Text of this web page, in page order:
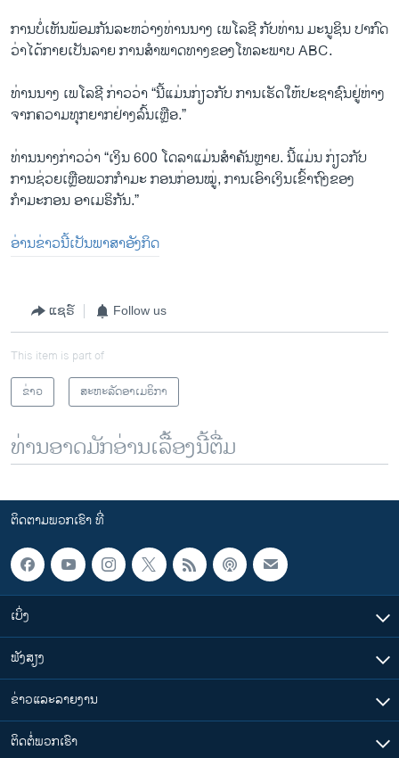
ການບໍ່ເຫັນພ້ອມກັນລະຫວ່າງທ່ານນາງ ເພໂລຊີ ກັບທ່ານ ມະນູຊິນ ປາກົດ
ວ່າໄດ້ກາຍເປັນລາຍ ການສຳພາດທາງຂອງໂທລະພາບ ABC.
ທ່ານນາງ ເພໂລຊີ ກ່າວວ່າ “ນີ້ແມ່ນກ່ຽວກັບ ການເຮັດໃຫ້ປະຊາຊົນຢູ່ຫ່າງ
ຈາກຄວາມທຸກຍາກຢ່າງລົ້ນເຫຼືອ.”
ທ່ານນາງກ່າວວ່າ “ເງິນ 600 ໂດລາແມ່ນສຳຄັນຫຼາຍ. ນີ້ແມ່ນ ກ່ຽວກັບ
ການຊ່ວຍເຫຼືອພວກກຳມະ ກອນກ່ອນໝູ່, ການເອົາເງິນເຂົ້າຖົງຂອງ
ກຳມະກອນ ອາເມຣິກັນ.”
ອ່ານຂ່າວນີ້ເປັນພາສາອັງກິດ
ແຊຣ໌ Follow us
This item is part of
ຂ່າວ
ສະຫະລັດອາເມຣິກາ
ທ່ານອາດມັກອ່ານເລື້ອງນີ້ຕື່ມ
ຕິດຕາມພວກເຮົາ ທີ່
ເບິ່ງ
ຟັງສຽງ
ຂ່າວແລະລາຍງານ
ຕິດຕໍ່ພວກເຮົາ